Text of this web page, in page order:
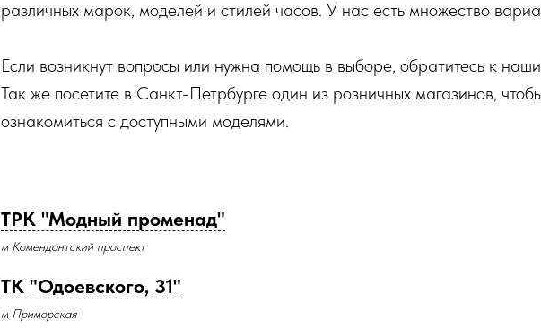
различных марок, моделей и стилей часов. У нас есть множество
Если возникнут вопросы или нужна помощь в выборе, обратитесь к
Так же посетите в Санкт-Петрбурге один из розничных магазинов,
ознакомиться с доступными моделями.
ТРК "Модный променад"
м Комендантский проспект
ТК "Одоевского, 31"
м Приморская